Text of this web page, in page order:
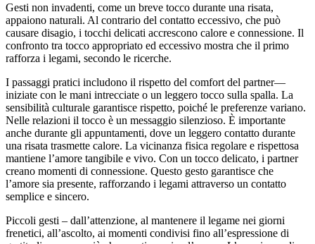
Gesti non invadenti, come un breve tocco durante una risata,
appaiono naturali. Al contrario del contatto eccessivo, che può
causare disagio, i tocchi delicati accrescono calore e connessione. Il
confronto tra tocco appropriato ed eccessivo mostra che il primo
rafforza i legami, secondo le ricerche.
I passaggi pratici includono il rispetto del comfort del partner—
iniziate con le mani intrecciate o un leggero tocco sulla spalla. La
sensibilità culturale garantisce rispetto, poiché le preferenze variano.
Nelle relazioni il tocco è un messaggio silenzioso. È importante
anche durante gli appuntamenti, dove un leggero contatto durante
una risata trasmette calore. La vicinanza fisica regolare e rispettosa
mantiene l’amore tangibile e vivo. Con un tocco delicato, i partner
creano momenti di connessione. Questo gesto garantisce che
l’amore sia presente, rafforzando i legami attraverso un contatto
semplice e sincero.
Piccoli gesti – dall’attenzione, al mantenere il legame nei giorni
frenetici, all’ascolto, ai momenti condivisi fino all’espressione di